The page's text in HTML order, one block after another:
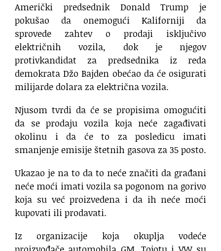
Američki predsednik Donald Trump je
pokušao da onemogući Kaliforniji da
sprovede zahtev o prodaji isključivo
električnih vozila, dok je njegov
protivkandidat za predsednika iz reda
demokrata Džo Bajden obećao da će osigurati
milijarde dolara za električna vozila.
Njusom tvrdi da će se propisima omogućiti
da se prodaju vozila koja neće zagađivati
okolinu i da će to za posledicu imati
smanjenje emisije štetnih gasova za 35 posto.
Ukazao je na to da to neće značiti da građani
neće moći imati vozila sa pogonom na gorivo
koja su već proizvedena i da ih neće moći
kupovati ili prodavati.
Iz organizacije koja okuplja vodeće